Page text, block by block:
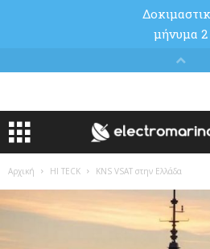
Αρχική HI TECK KNS VSAT στην Ελλάδα